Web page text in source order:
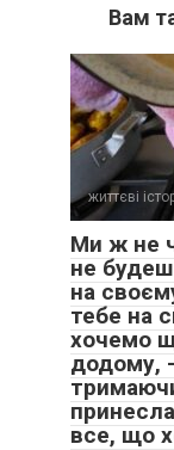
Вам
життєві
Ми ж не
не
на
тебе на
хочемо
додому,
все, що